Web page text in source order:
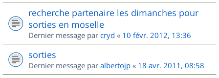
recherche partenaire les dimanches pour
sorties en moselle
Dernier message par cryd « 10 févr. 2012, 13:36
sorties
Dernier message par albertojp « 18 avr. 2011, 08:58